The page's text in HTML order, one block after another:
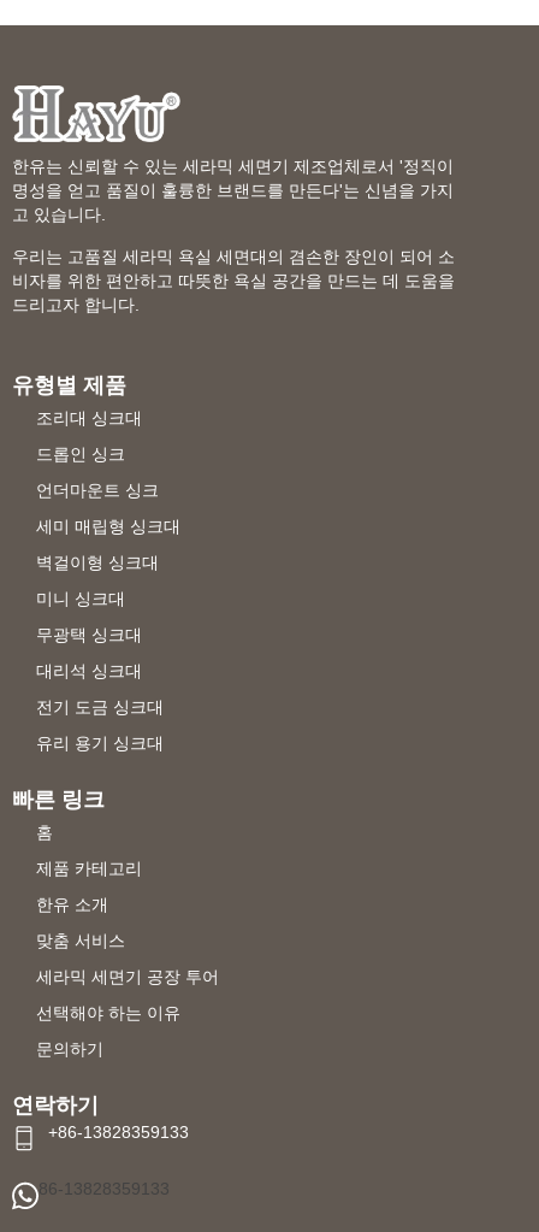
한유는 신뢰할 수 있는 세라믹 세면기 제조업체로서 '정직이
명성을 얻고 품질이 훌륭한 브랜드를 만든다'는 신념을 가지
고 있습니다.
우리는 고품질 세라믹 욕실 세면대의 겸손한 장인이 되어 소
비자를 위한 편안하고 따뜻한 욕실 공간을 만드는 데 도움을
드리고자 합니다.
유형별 제품
조리대 싱크대
드롭인 싱크
언더마운트 싱크
세미 매립형 싱크대
벽걸이형 싱크대
미니 싱크대
무광택 싱크대
대리석 싱크대
전기 도금 싱크대
유리 용기 싱크대
빠른 링크
홈
제품 카테고리
한유 소개
맞춤 서비스
세라믹 세면기 공장 투어
선택해야 하는 이유
문의하기
연락하기
+86-13828359133
86-13828359133